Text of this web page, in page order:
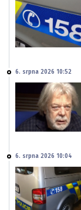
6. srpna 2026 10:52
6. srpna 2026 10:04